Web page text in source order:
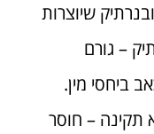
שיוצרות
– גורם
ביחסי מין.
תקינה – חוסר